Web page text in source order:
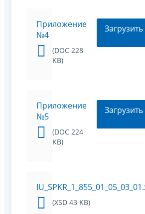
Приложение
№4
(DOC 228
KB)
Загрузить
Приложение
№5
(DOC 224
KB)
Загрузить
(XSD 43 KB)